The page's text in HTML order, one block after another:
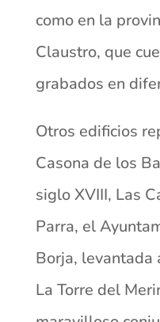
como en la
Claustro, que
grabados en
Otros edificios
Casona de los
siglo XVIII, Las
Parra, el
Borja, levantada
La Torre del